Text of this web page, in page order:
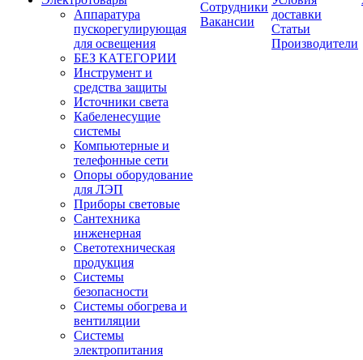
Аппаратура
пускорегулирующая
для освещения
БЕЗ КАТЕГОРИИ
Инструмент и
средства защиты
Источники света
Кабеленесущие
системы
Компьютерные и
телефонные сети
Опоры оборудование
для ЛЭП
Приборы световые
Сантехника
инженерная
Светотехническая
продукция
Системы
безопасности
Системы обогрева и
вентиляции
Системы
электропитания
Сотрудники
Вакансии
доставки
Статьи
Производители